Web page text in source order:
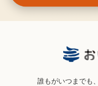
誰もがいつまでも、